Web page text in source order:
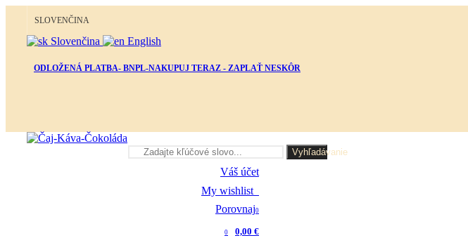
SLOVENČINA
Slovenčina English
ODLOŽENÁ PLATBA- BNPL-NAKUPUJ TERAZ - ZAPLAŤ NESKÔR
Vyhľadávanie
Váš účet
My wishlist
Porovnaj0
0
0,00 €